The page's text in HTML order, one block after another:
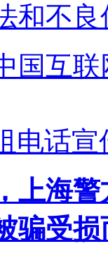
和不
国互
电话宣
上海
骗受